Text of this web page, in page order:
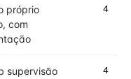
próprio
com
4
supervisão
4